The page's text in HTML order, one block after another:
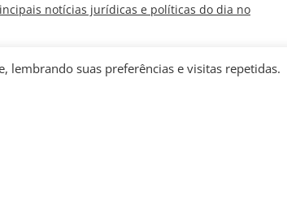
notícias jurídicas e políticas do dia no
lembrando suas preferências e visitas repetidas.